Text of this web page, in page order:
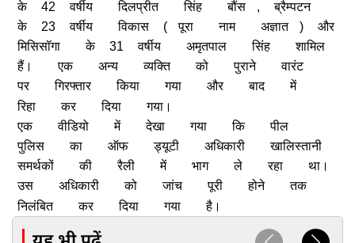
के 42 वर्षीय दिलप्रीत सिंह बौंस ,
ब्रैम्पटन
के
23 वर्षीय विकास ( पूरा नाम अज्ञात )
और
मिसिसॉगा
के 31 वर्षीय अमृतपाल सिंह
शामिल
हैं।
एक अन्य व्यक्ति को पुराने
वारंट
पर
गिरफ्तार किया गया और बाद
में
रिहा
कर दिया
गया।
एक
वीडियो में देखा गया कि
पील
पुलिस
का ऑफ ड्यूटी अधिकारी
खालिस्तानी
समर्थकों
की रैली में भाग ले रहा
था।
उस
अधिकारी को जांच पूरी होने
तक
निलंबित
कर दिया गया है।